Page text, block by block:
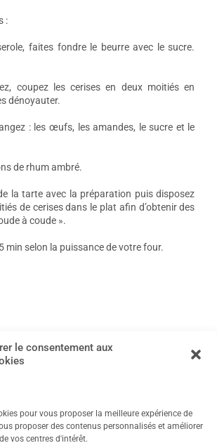
le consentement aux
pour vous proposer la meilleure expérience de
proposer des contenus personnalisés et améliorer
vos centres d'intérêt.
:
faites fondre le beurre avec le sucre.
coupez les cerises en deux moitiés en
dénoyauter.
: les œufs, les amandes, le sucre et le
de rhum ambré.
la tarte avec la préparation puis disposez
de cerises dans le plat afin d’obtenir des
à coude ».
min selon la puissance de votre four.